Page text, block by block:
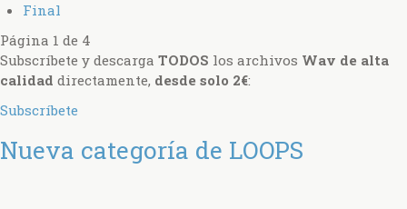
Final
Página 1 de 4
Subscríbete y descarga TODOS los archivos Wav de alta
calidad directamente, desde solo 2€:
Subscríbete
Nueva categoría de LOOPS